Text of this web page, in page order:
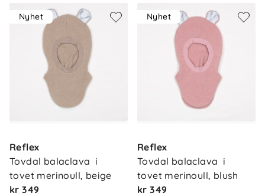
Nyhet
Reflex
Tovdal balaclava  i
tovet merinoull, beige
kr 349
Nyhet
Reflex
Tovdal balaclava  i
tovet merinoull, blush
kr 349